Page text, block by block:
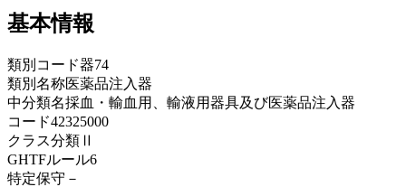
基本情報
類別コード器74
類別名称医薬品注入器
中分類名採血・輸血用、輸液用器具及び医薬品注入器
コード42325000
クラス分類 Ⅱ
GHTFルール6
特定保守 －